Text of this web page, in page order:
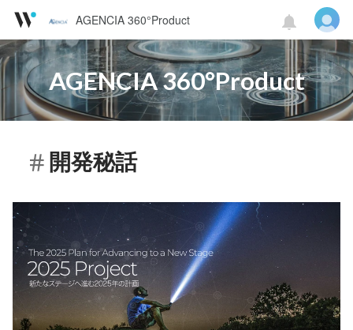
AGENCIA 360°Product
AGENCIA 360°Product
開発秘話